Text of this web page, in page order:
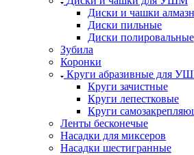
Диски и чашки
Диски пильные
Диски полировальные
Зубила
Коронки
Круги абразивные для
Круги зачистные
Круги лепестковые
Круги
Ленты бесконечые
Насадки для миксеров
Насадки шестигранные